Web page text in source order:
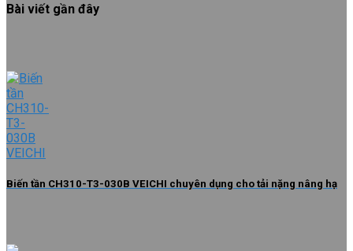
Bài viết gần đây
Biến tần CH310-T3-030B VEICHI chuyên dụng cho tải nặng nâng hạ